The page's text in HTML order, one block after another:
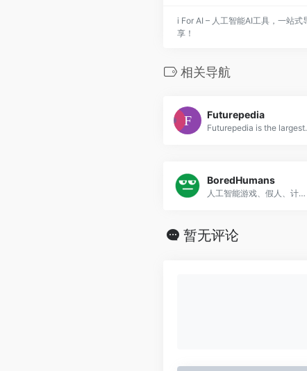
i For AI – 人工智能AI工具，一站
享！
相关导航
Futurepedia
Futurepedia is the largest AI tools
BoredHumans
人工智能游戏、假人、计算机生成的艺术、机器学习演示等等。
暂无评论